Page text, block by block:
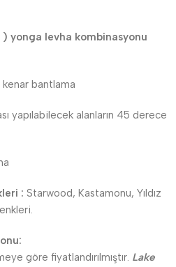
yonga levha kombinasyonu
kenar bantlama
yapılabilecek alanların 45 derece
: Starwood, Kastamonu, Yıldız
göre fiyatlandırılmıştır. Lake